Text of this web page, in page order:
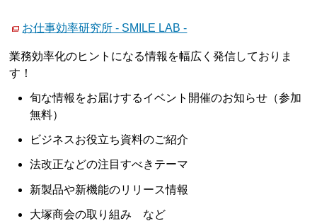
お仕事効率研究所 - SMILE LAB -
業務効率化のヒントになる情報を幅広く発信しておりま
す！
旬な情報をお届けするイベント開催のお知らせ（参加
無料）
ビジネスお役立ち資料のご紹介
法改正などの注目すべきテーマ
新製品や新機能のリリース情報
大塚商会の取り組み など